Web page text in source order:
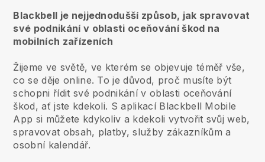
Blackbell je nejjednodušší způsob, jak spravovat
své podnikání v oblasti oceňování škod na
mobilních zařízeních
Žijeme ve světě, ve kterém se objevuje téměř vše,
co se děje online. To je důvod, proč musíte být
schopni řídit své podnikání v oblasti oceňování
škod, ať jste kdekoli. S aplikací Blackbell Mobile
App si můžete kdykoliv a kdekoli vytvořit svůj web,
spravovat obsah, platby, služby zákazníkům a
osobní kalendář.